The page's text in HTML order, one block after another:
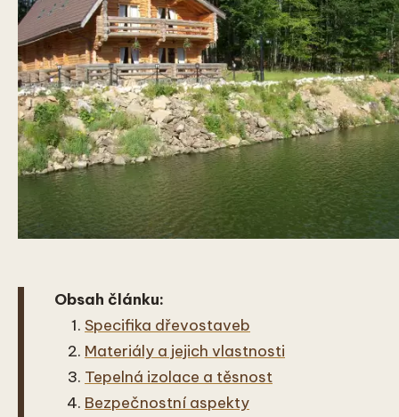
Obsah článku:
Specifika dřevostaveb
Materiály a jejich vlastnosti
Tepelná izolace a těsnost
Bezpečnostní aspekty